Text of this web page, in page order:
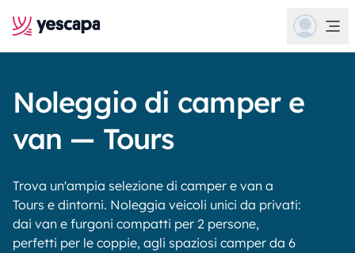
Noleggio di camper e
van — Tours
Trova un'ampia selezione di camper e van a
Tours e dintorni. Noleggia veicoli unici da privati:
dai van e furgoni compatti per 2 persone,
perfetti per le coppie, agli spaziosi camper da 6